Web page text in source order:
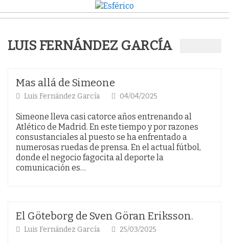
LUIS FERNÁNDEZ GARCÍA
Mas allá de Simeone
Luis Fernández García 04/04/2025
Simeone lleva casi catorce años entrenando al
Atlético de Madrid. En este tiempo y por razones
consustanciales al puesto se ha enfrentado a
numerosas ruedas de prensa. En el actual fútbol,
donde el negocio fagocita al deporte la
comunicación es…
El Göteborg de Sven Göran Eriksson.
Luis Fernández García 25/03/2025